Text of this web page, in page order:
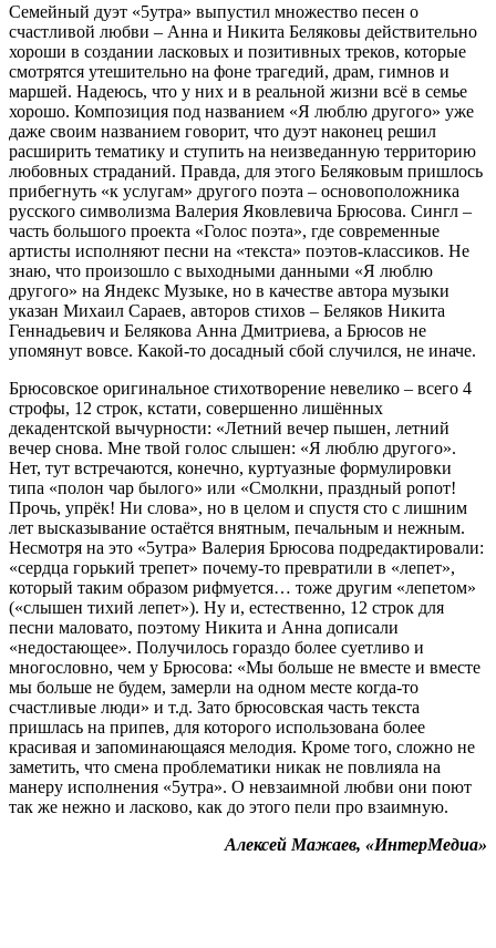
Семейный дуэт «5утра» выпустил множество песен о
счастливой любви – Анна и Никита Беляковы действительно
хороши в создании ласковых и позитивных треков, которые
смотрятся утешительно на фоне трагедий, драм, гимнов и
маршей. Надеюсь, что у них и в реальной жизни всё в семье
хорошо. Композиция под названием «Я люблю другого» уже
даже своим названием говорит, что дуэт наконец решил
расширить тематику и ступить на неизведанную территорию
любовных страданий. Правда, для этого Беляковым пришлось
прибегнуть «к услугам» другого поэта – основоположника
русского символизма Валерия Яковлевича Брюсова. Сингл –
часть большого проекта «Голос поэта», где современные
артисты исполняют песни на «текста» поэтов-классиков. Не
знаю, что произошло с выходными данными «Я люблю
другого» на Яндекс Музыке, но в качестве автора музыки
указан Михаил Сараев, авторов стихов – Беляков Никита
Геннадьевич и Белякова Анна Дмитриева, а Брюсов не
упомянут вовсе. Какой-то досадный сбой случился, не иначе.
Брюсовское оригинальное стихотворение невелико – всего 4
строфы, 12 строк, кстати, совершенно лишённых
декадентской вычурности: «Летний вечер пышен, летний
вечер снова. Мне твой голос слышен: «Я люблю другого».
Нет, тут встречаются, конечно, куртуазные формулировки
типа «полон чар былого» или «Смолкни, праздный ропот!
Прочь, упрёк! Ни слова», но в целом и спустя сто с лишним
лет высказывание остаётся внятным, печальным и нежным.
Несмотря на это «5утра» Валерия Брюсова подредактировали:
«сердца горький трепет» почему-то превратили в «лепет»,
который таким образом рифмуется… тоже другим «лепетом»
(«слышен тихий лепет»). Ну и, естественно, 12 строк для
песни маловато, поэтому Никита и Анна дописали
«недостающее». Получилось гораздо более суетливо и
многословно, чем у Брюсова: «Мы больше не вместе и вместе
мы больше не будем, замерли на одном месте когда-то
счастливые люди» и т.д. Зато брюсовская часть текста
пришлась на припев, для которого использована более
красивая и запоминающаяся мелодия. Кроме того, сложно не
заметить, что смена проблематики никак не повлияла на
манеру исполнения «5утра». О невзаимной любви они поют
так же нежно и ласково, как до этого пели про взаимную.
Алексей Мажаев, «ИнтерМедиа»